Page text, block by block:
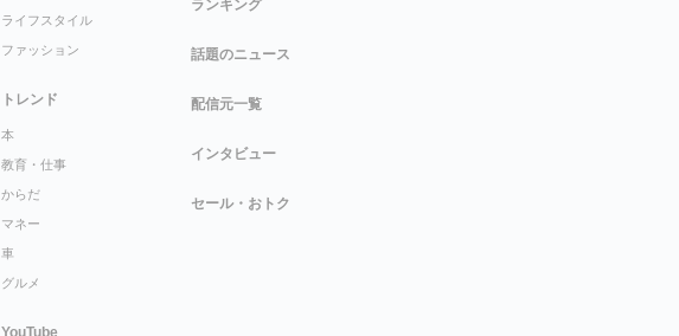
ライフスタイル
ファッション
トレンド
本
教育・仕事
からだ
マネー
車
グルメ
YouTube
ランキング
話題のニュース
配信元一覧
インタビュー
セール・おトク